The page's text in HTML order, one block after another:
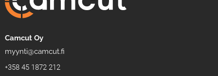
Camcut Oy
myynti@camcut.fi
+358 45 1872 212